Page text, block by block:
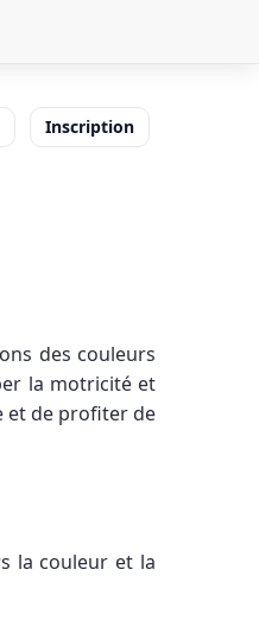
Inscription
des couleurs
la motricité et
et de profiter de
la couleur et la